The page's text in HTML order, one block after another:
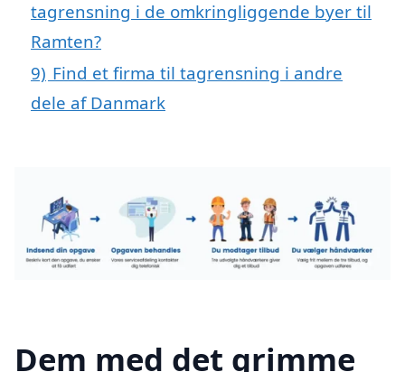
tagrensning i de omkringliggende byer til
Ramten?
9) Find et firma til tagrensning i andre
dele af Danmark
Dem med det grimme